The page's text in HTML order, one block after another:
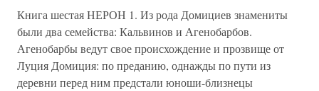
Книга шестая НЕРОН 1. Из рода Домициев знамениты
были два семейства: Кальвинов и Агенобарбов.
Агенобарбы ведут свое происхождение и прозвище от
Луция Домиция: по преданию, однажды по пути из
деревни перед ним предстали юноши-близнецы